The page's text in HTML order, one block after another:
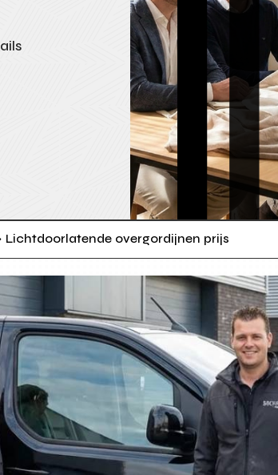
Lichtdoorlatende overgordijnen prijs